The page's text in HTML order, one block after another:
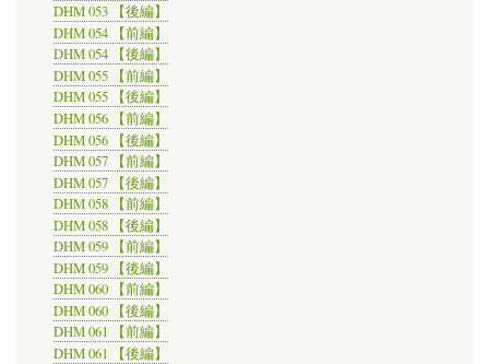
DHM 053 【後編】
DHM 054 【前編】
DHM 054 【後編】
DHM 055 【前編】
DHM 055 【後編】
DHM 056 【前編】
DHM 056 【後編】
DHM 057 【前編】
DHM 057 【後編】
DHM 058 【前編】
DHM 058 【後編】
DHM 059 【前編】
DHM 059 【後編】
DHM 060 【前編】
DHM 060 【後編】
DHM 061 【前編】
DHM 061 【後編】